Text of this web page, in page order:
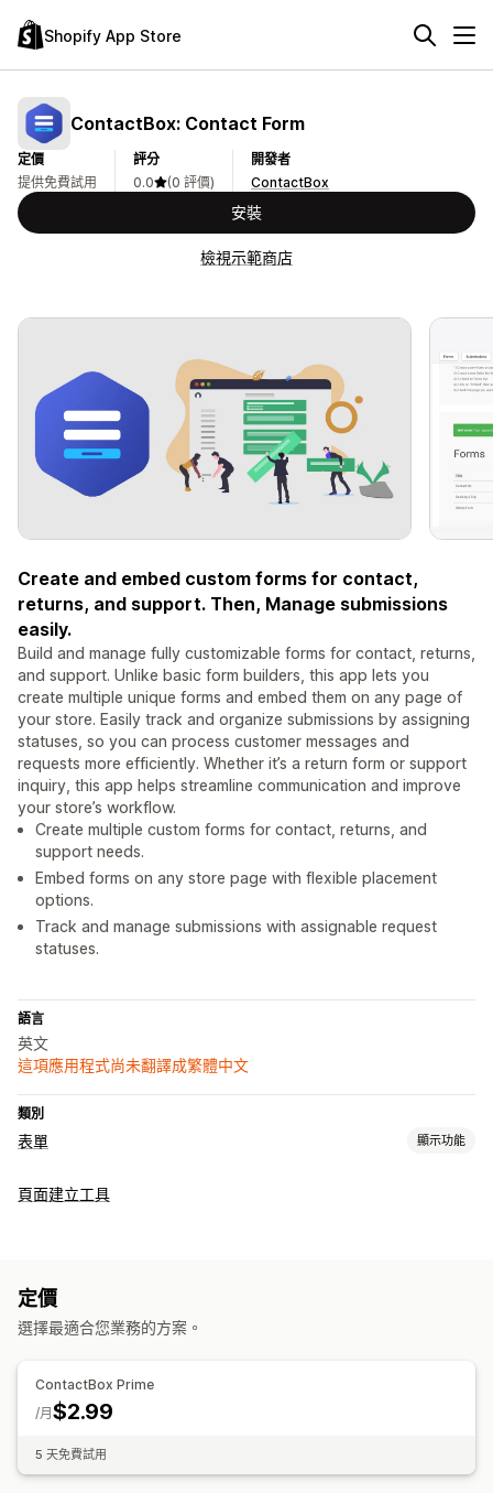
Shopify App Store
ContactBox: Contact Form
定價
提供免費試用
評分
0.0
(0 評價)
開發者
ContactBox
安裝
檢視示範商店
Create and embed custom forms for contact,
returns, and support. Then, Manage submissions
easily.
Build and manage fully customizable forms for contact, returns,
and support. Unlike basic form builders, this app lets you
create multiple unique forms and embed them on any page of
your store. Easily track and organize submissions by assigning
statuses, so you can process customer messages and
requests more efficiently. Whether it’s a return form or support
inquiry, this app helps streamline communication and improve
your store’s workflow.
Create multiple custom forms for contact, returns, and
support needs.
Embed forms on any store page with flexible placement
options.
Track and manage submissions with assignable request
statuses.
語言
英文
這項應用程式尚未翻譯成繁體中文
類別
表單 顯示功能
表單類型
自訂欄位
頁面建立工具
定價
選擇最適合您業務的方案。
ContactBox Prime
$2.99
/月
5 天免費試用